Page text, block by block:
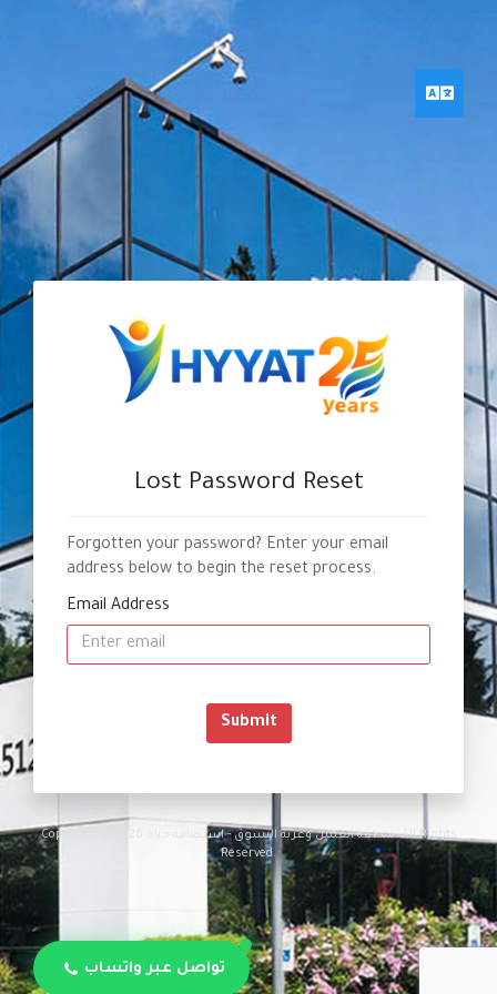
— للعودة للموقع الرئيسي
Lost Password Reset
Forgotten your password? Enter your email
address below to begin the reset process.
Email Address
Submit
Copyright © 2026 منطقة العميل وعربة التسوق - استضافة حياة. All Rights
Reserved.
تواصل عبر واتساب